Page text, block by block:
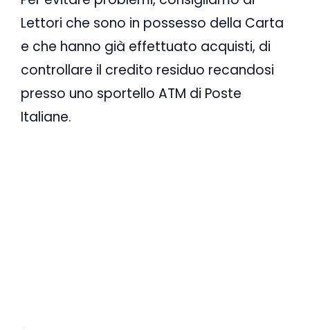
Lettori che sono in possesso della Carta
e che hanno già effettuato acquisti, di
controllare il credito residuo recandosi
presso uno sportello ATM di Poste
Italiane.